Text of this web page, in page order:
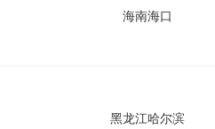
海南海口
黑龙江哈尔滨